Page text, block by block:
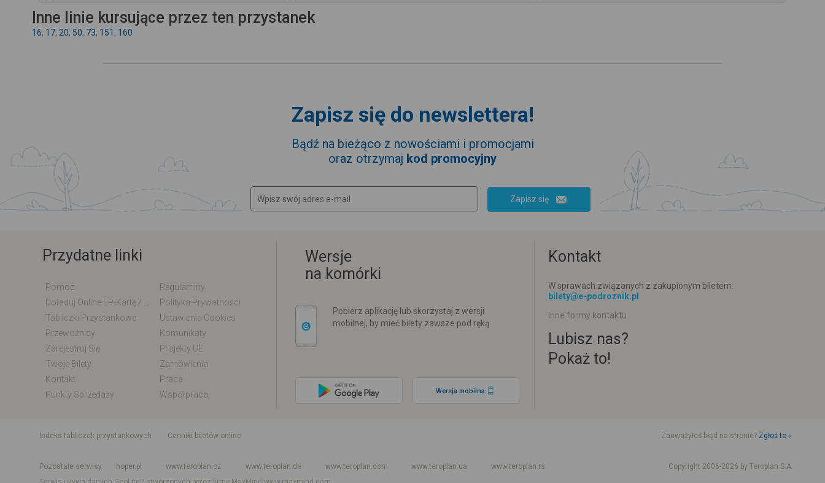
Inne linie kursujące przez ten przystanek
16, 17, 20, 50, 73, 151 , 160
Zapisz się do newslettera!
Bądź na bieżąco z nowościami i promocjami
oraz otrzymaj kod promocyjny
Zapisz się
Przydatne linki
Pomoc
Regulaminy
Polityka Prywatności
Tabliczki Przystankowe
Ustawienia Cookies
Przewoźnicy
Komunikaty
Zarejestruj Się
Projekty UE
Twoje Bilety
Zamówienia
Kontakt
Praca
Punkty Sprzedaży
Współpraca
Wersje
na komórki
Pobierz aplikację lub skorzystaj z wersji
mobilnej, by mieć bilety zawsze pod ręką
Wersja mobilna
Kontakt
W sprawach związanych z zakupionym biletem:
bilety@e-podroznik.pl
Inne formy kontaktu
Lubisz nas?
Pokaż to!
indeks tabliczek przystankowych Cenniki biletów online Zauważyłeś błąd na stronie? Zgłoś to
Pozostałe serwisy
hoper.pl www.teroplan.cz www.teroplan.de www.teroplan.com www.teroplan.ua www.teroplan.rs
Copyright 2006-2026 by Teroplan S.A.